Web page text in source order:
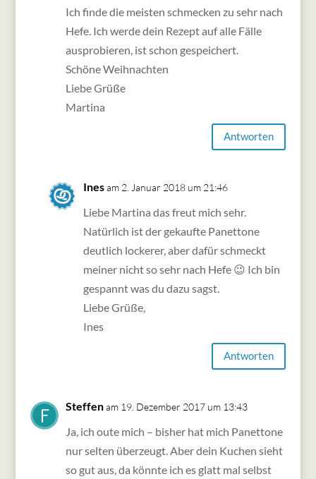
Ich finde die meisten schmecken zu sehr nach
Hefe. Ich werde dein Rezept auf alle Fälle
ausprobieren, ist schon gespeichert.
Schöne Weihnachten
Liebe Grüße
Martina
Antworten
Ines am 2. Januar 2018 um 21:46
Liebe Martina das freut mich sehr.
Natürlich ist der gekaufte Panettone
deutlich lockerer, aber dafür schmeckt
meiner nicht so sehr nach Hefe 😉 Ich bin
gespannt was du dazu sagst.
Liebe Grüße,
Ines
Antworten
Steffen am 19. Dezember 2017 um 13:43
Ja, ich oute mich – bisher hat mich Panettone
nur selten überzeugt. Aber dein Kuchen sieht
so gut aus, da könnte ich es glatt mal selbst